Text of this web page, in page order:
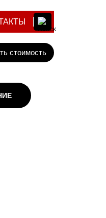
стоимость